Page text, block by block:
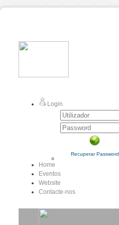
Login
Recuperar Password
Home
Eventos
Website
Contacte-nos